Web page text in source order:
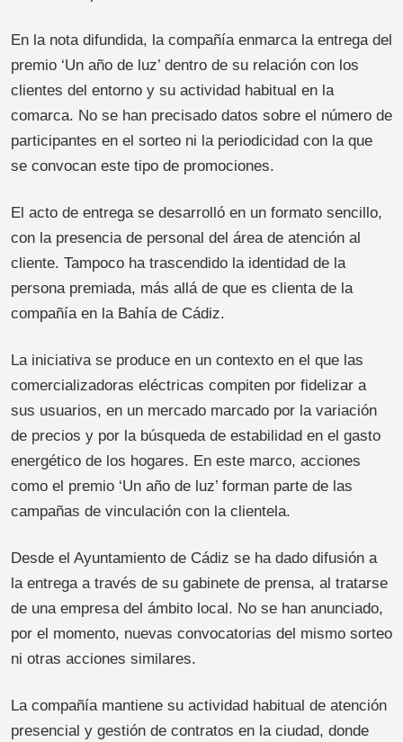
En la nota difundida, la compañía enmarca la entrega del
premio ‘Un año de luz’ dentro de su relación con los
clientes del entorno y su actividad habitual en la
comarca. No se han precisado datos sobre el número de
participantes en el sorteo ni la periodicidad con la que
se convocan este tipo de promociones.
El acto de entrega se desarrolló en un formato sencillo,
con la presencia de personal del área de atención al
cliente. Tampoco ha trascendido la identidad de la
persona premiada, más allá de que es clienta de la
compañía en la Bahía de Cádiz.
La iniciativa se produce en un contexto en el que las
comercializadoras eléctricas compiten por fidelizar a
sus usuarios, en un mercado marcado por la variación
de precios y por la búsqueda de estabilidad en el gasto
energético de los hogares. En este marco, acciones
como el premio ‘Un año de luz’ forman parte de las
campañas de vinculación con la clientela.
Desde el Ayuntamiento de Cádiz se ha dado difusión a
la entrega a través de su gabinete de prensa, al tratarse
de una empresa del ámbito local. No se han anunciado,
por el momento, nuevas convocatorias del mismo sorteo
ni otras acciones similares.
La compañía mantiene su actividad habitual de atención
presencial y gestión de contratos en la ciudad, donde